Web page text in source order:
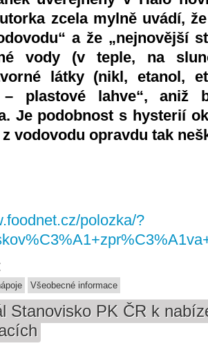
zcela mylně uvádí,
a že „nejnovější
vody (v teple, na
látky (nikl, etanol,
plastové lahve“, aniž
Je podobnost s hysterií
vodovodu opravdu tak
polozka/?
Všeobecné informace
Stanovisko PK ČR k